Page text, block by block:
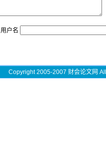
用户名
Copyright 2005-2007 财会论文网